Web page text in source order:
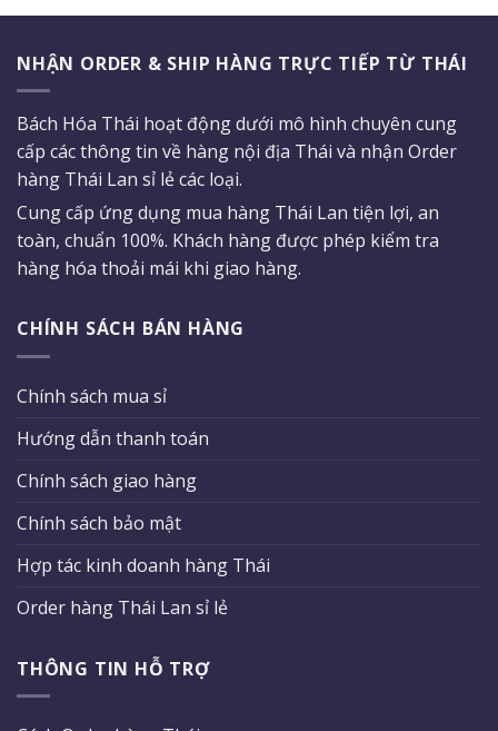
NHẬN ORDER & SHIP HÀNG TRỰC TIẾP TỪ THÁI
Bách Hóa Thái hoạt động dưới mô hình chuyên cung
cấp các thông tin về hàng nội địa Thái và nhận Order
hàng Thái Lan sỉ lẻ các loại.
Cung cấp ứng dụng mua hàng Thái Lan tiện lợi, an
toàn, chuẩn 100%. Khách hàng được phép kiểm tra
hàng hóa thoải mái khi giao hàng.
CHÍNH SÁCH BÁN HÀNG
Chính sách mua sỉ
Hướng dẫn thanh toán
Chính sách giao hàng
Chính sách bảo mật
Hợp tác kinh doanh hàng Thái
Order hàng Thái Lan sỉ lẻ
THÔNG TIN HỖ TRỢ